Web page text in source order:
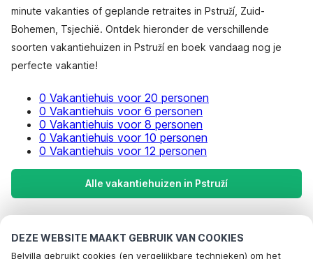
DEZE WEBSITE MAAKT GEBRUIK VAN COOKIES
Belvilla gebruikt cookies (en vergelijkbare technieken) om het
minute vakanties of geplande retraites in Pstruží, Zuid-
Bohemen, Tsjechië. Ontdek hieronder de verschillende
soorten vakantiehuizen in Pstruží en boek vandaag nog je
perfecte vakantie!
0 Vakantiehuis voor 20 personen
0 Vakantiehuis voor 6 personen
0 Vakantiehuis voor 8 personen
0 Vakantiehuis voor 10 personen
0 Vakantiehuis voor 12 personen
Alle vakantiehuizen in Pstruží
Meest populaire bestemmingen voor
vakantie